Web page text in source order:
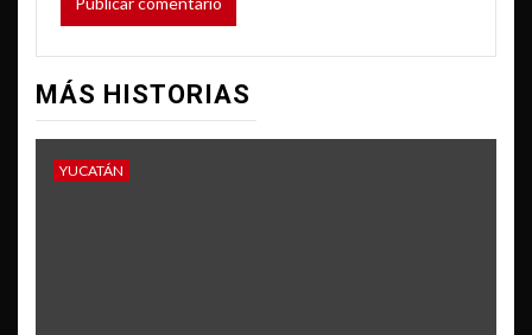
MÁS HISTORIAS
YUCATÁN